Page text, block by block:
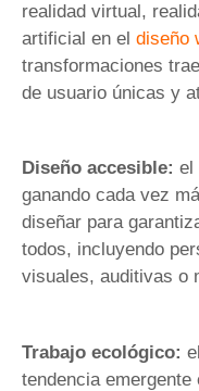
realidad virtual,
artificial en el diseño
transformaciones
de usuario únicas y
Diseño accesible: el
ganando cada vez
diseñar para
todos, incluyendo
visuales, auditivas o
Trabajo ecológico:
tendencia